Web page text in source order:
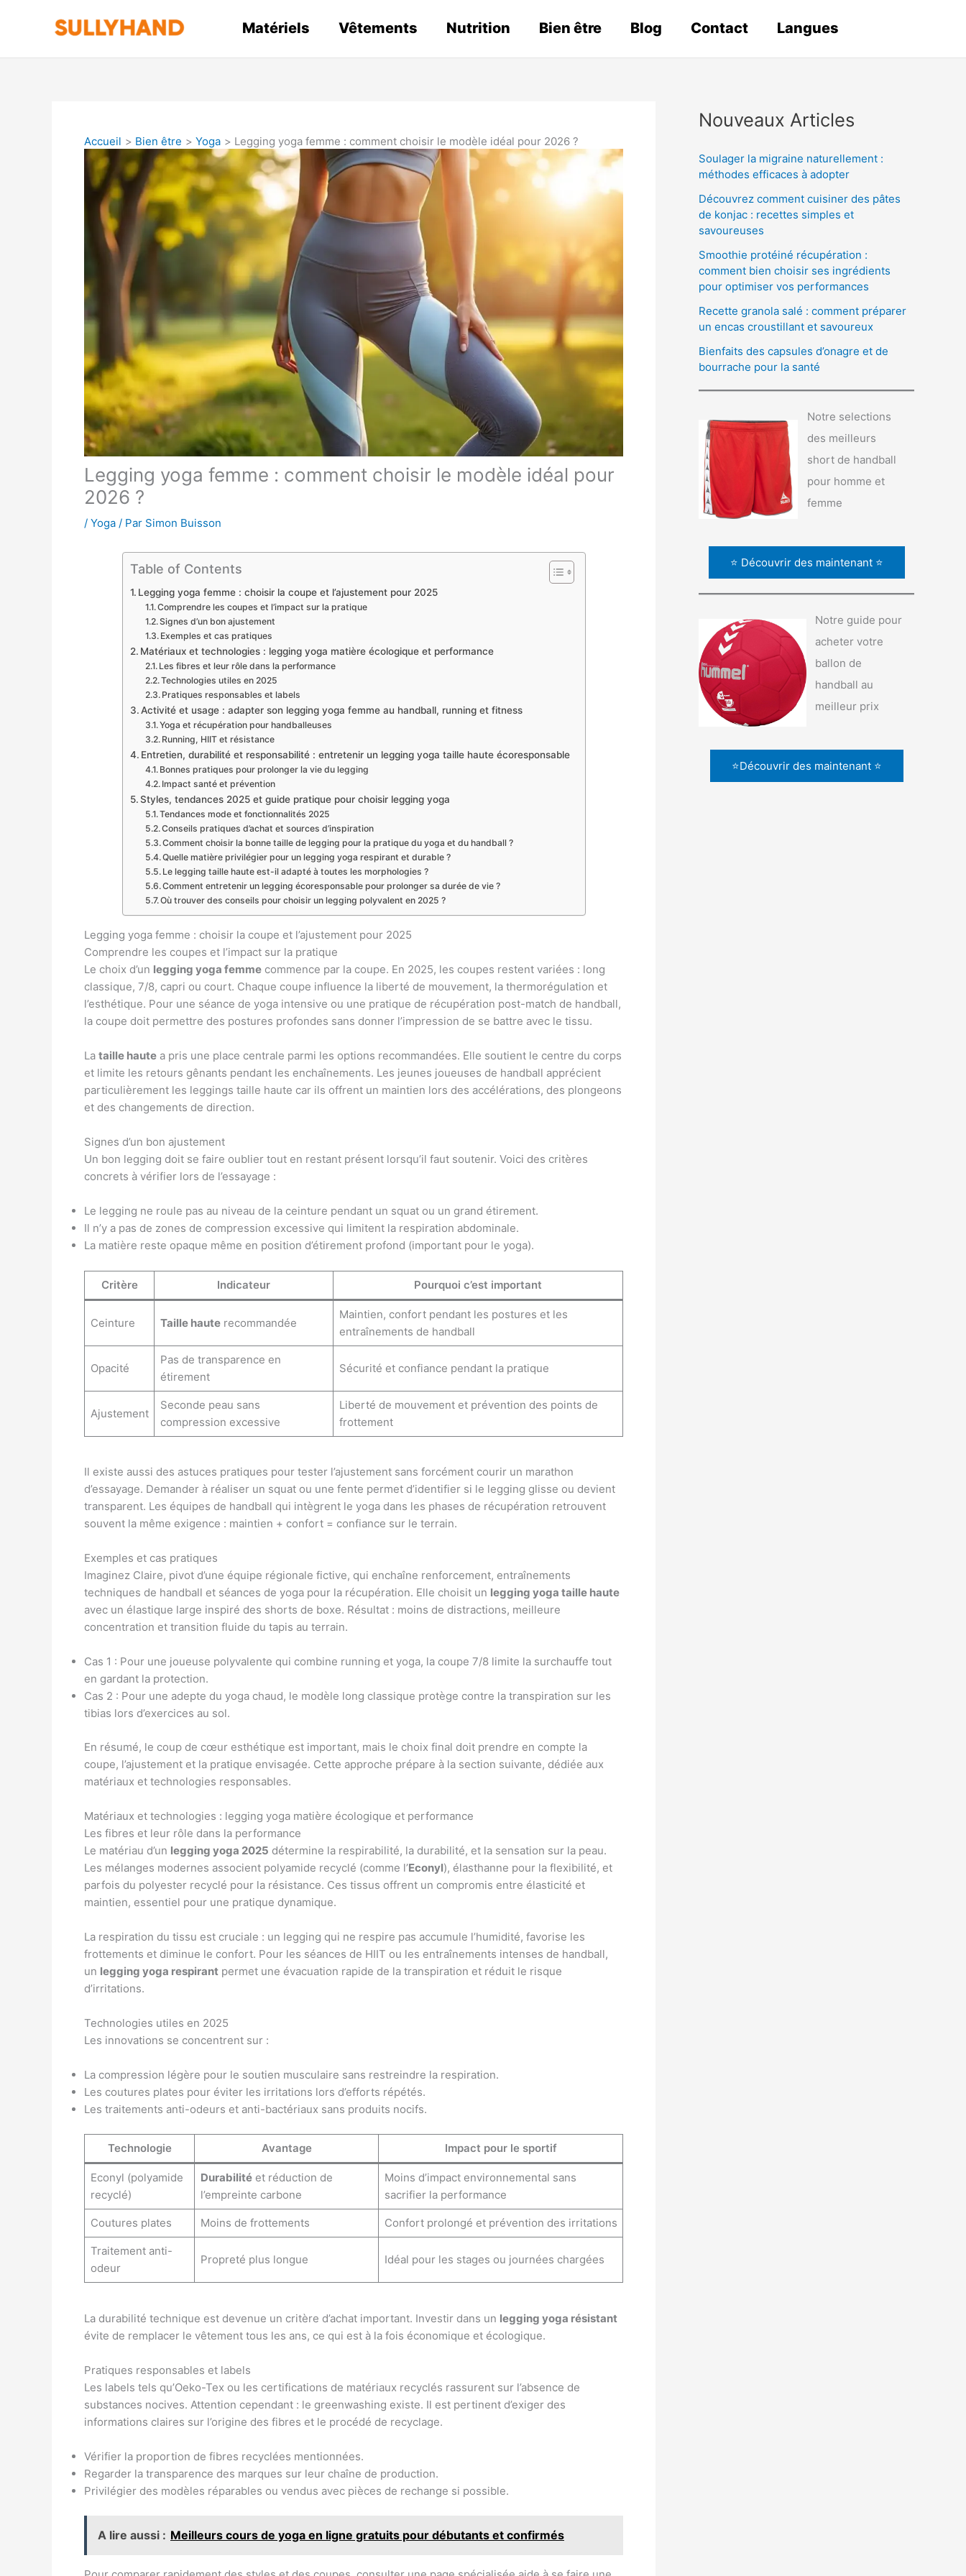
Matériels Vêtements Nutrition Bien être Blog Contact Langues
Accueil Bien être Yoga Legging yoga femme : comment choisir le modèle idéal pour 2026 ?
Legging yoga femme : comment choisir le modèle idéal pour
2026 ?
/ Yoga / Par Simon Buisson
Table of Contents
Legging yoga femme : choisir la coupe et l’ajustement pour 2025
Comprendre les coupes et l’impact sur la pratique
Signes d’un bon ajustement
Exemples et cas pratiques
Matériaux et technologies : legging yoga matière écologique et performance
Les fibres et leur rôle dans la performance
Technologies utiles en 2025
Pratiques responsables et labels
Activité et usage : adapter son legging yoga femme au handball, running et fitness
Yoga et récupération pour handballeuses
Running, HIIT et résistance
Entretien, durabilité et responsabilité : entretenir un legging yoga taille haute écoresponsable
Bonnes pratiques pour prolonger la vie du legging
Impact santé et prévention
Styles, tendances 2025 et guide pratique pour choisir legging yoga
Tendances mode et fonctionnalités 2025
Conseils pratiques d’achat et sources d’inspiration
Comment choisir la bonne taille de legging pour la pratique du yoga et du handball ?
Quelle matière privilégier pour un legging yoga respirant et durable ?
Le legging taille haute est-il adapté à toutes les morphologies ?
Comment entretenir un legging écoresponsable pour prolonger sa durée de vie ?
Où trouver des conseils pour choisir un legging polyvalent en 2025 ?
Legging yoga femme : choisir la coupe et l’ajustement pour 2025
Comprendre les coupes et l’impact sur la pratique
Le choix d’un legging yoga femme commence par la coupe. En 2025, les coupes restent variées : long
classique, 7/8, capri ou court. Chaque coupe influence la liberté de mouvement, la thermorégulation et
l’esthétique. Pour une séance de yoga intensive ou une pratique de récupération post-match de handball,
la coupe doit permettre des postures profondes sans donner l’impression de se battre avec le tissu.
La taille haute a pris une place centrale parmi les options recommandées. Elle soutient le centre du corps
et limite les retours gênants pendant les enchaînements. Les jeunes joueuses de handball apprécient
particulièrement les leggings taille haute car ils offrent un maintien lors des accélérations, des plongeons
et des changements de direction.
Signes d’un bon ajustement
Un bon legging doit se faire oublier tout en restant présent lorsqu’il faut soutenir. Voici des critères
concrets à vérifier lors de l’essayage :
Le legging ne roule pas au niveau de la ceinture pendant un squat ou un grand étirement.
Il n’y a pas de zones de compression excessive qui limitent la respiration abdominale.
La matière reste opaque même en position d’étirement profond (important pour le yoga).
Critère Indicateur Pourquoi c’est important
Ceinture Taille hauterecommandée
Maintien, confort pendant les postures et les
entraînements de handball
Opacité
Pas de transparence en
étirement
Sécurité et confiance pendant la pratique
Ajustement
Seconde peau sans
compression excessive
Liberté de mouvement et prévention des points de
frottement
Il existe aussi des astuces pratiques pour tester l’ajustement sans forcément courir un marathon
d’essayage. Demander à réaliser un squat ou une fente permet d’identifier si le legging glisse ou devient
transparent. Les équipes de handball qui intègrent le yoga dans les phases de récupération retrouvent
souvent la même exigence : maintien + confort = confiance sur le terrain.
Exemples et cas pratiques
Imaginez Claire, pivot d’une équipe régionale fictive, qui enchaîne renforcement, entraînements
techniques de handball et séances de yoga pour la récupération. Elle choisit un legging yoga taille haute
avec un élastique large inspiré des shorts de boxe. Résultat : moins de distractions, meilleure
concentration et transition fluide du tapis au terrain.
Cas 1 : Pour une joueuse polyvalente qui combine running et yoga, la coupe 7/8 limite la surchauffe tout
en gardant la protection.
Cas 2 : Pour une adepte du yoga chaud, le modèle long classique protège contre la transpiration sur les
tibias lors d’exercices au sol.
En résumé, le coup de cœur esthétique est important, mais le choix final doit prendre en compte la
coupe, l’ajustement et la pratique envisagée. Cette approche prépare à la section suivante, dédiée aux
matériaux et technologies responsables.
Matériaux et technologies : legging yoga matière écologique et performance
Les fibres et leur rôle dans la performance
Le matériau d’un legging yoga 2025 détermine la respirabilité, la durabilité, et la sensation sur la peau.
Les mélanges modernes associent polyamide recyclé (comme l’Econyl), élasthanne pour la flexibilité, et
parfois du polyester recyclé pour la résistance. Ces tissus offrent un compromis entre élasticité et
maintien, essentiel pour une pratique dynamique.
La respiration du tissu est cruciale : un legging qui ne respire pas accumule l’humidité, favorise les
frottements et diminue le confort. Pour les séances de HIIT ou les entraînements intenses de handball,
un legging yoga respirant permet une évacuation rapide de la transpiration et réduit le risque
d’irritations.
Technologies utiles en 2025
Les innovations se concentrent sur :
La compression légère pour le soutien musculaire sans restreindre la respiration.
Les coutures plates pour éviter les irritations lors d’efforts répétés.
Les traitements anti-odeurs et anti-bactériaux sans produits nocifs.
Technologie Avantage Impact pour le sportif
Econyl (polyamide
recyclé)
Durabilitéet réduction de
l’empreinte carbone
Moins d’impact environnemental sans
sacrifier la performance
Coutures plates Moins de frottements Confort prolongé et prévention des irritations
Traitement anti-
odeur
Propreté plus longue Idéal pour les stages ou journées chargées
La durabilité technique est devenue un critère d’achat important. Investir dans un legging yoga résistant
évite de remplacer le vêtement tous les ans, ce qui est à la fois économique et écologique.
Pratiques responsables et labels
Les labels tels qu’Oeko-Tex ou les certifications de matériaux recyclés rassurent sur l’absence de
substances nocives. Attention cependant : le greenwashing existe. Il est pertinent d’exiger des
informations claires sur l’origine des fibres et le procédé de recyclage.
Vérifier la proportion de fibres recyclées mentionnées.
Regarder la transparence des marques sur leur chaîne de production.
Privilégier des modèles réparables ou vendus avec pièces de rechange si possible.
A lire aussi : Meilleurs cours de yoga en ligne gratuits pour débutants et confirmés
Nouveaux Articles
Soulager la migraine naturellement :
méthodes efficaces à adopter
Découvrez comment cuisiner des pâtes
de konjac : recettes simples et
savoureuses
Smoothie protéiné récupération :
comment bien choisir ses ingrédients
pour optimiser vos performances
Recette granola salé : comment préparer
un encas croustillant et savoureux
Bienfaits des capsules d’onagre et de
bourrache pour la santé
Notre selections
des meilleurs
short de handball
pour homme et
femme
⭐ Découvrir des maintenant ⭐
Notre guide pour
acheter votre
ballon de
handball au
meilleur prix
⭐Découvrir des maintenant ⭐